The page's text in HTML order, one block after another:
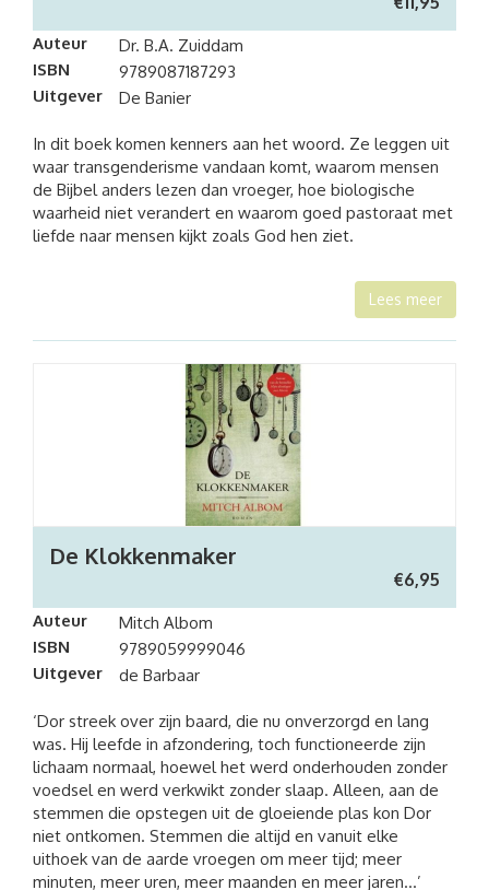
Auteur
Dr. B.A. Zuiddam
ISBN
9789087187293
Uitgever
De Banier
In dit boek komen kenners aan het woord. Ze leggen uit
waar transgenderisme vandaan komt, waarom mensen
de Bijbel anders lezen dan vroeger, hoe biologische
waarheid niet verandert en waarom goed pastoraat met
liefde naar mensen kijkt zoals God hen ziet.
Lees meer
De Klokkenmaker
€6,95
Auteur
Mitch Albom
ISBN
9789059999046
Uitgever
de Barbaar
‘Dor streek over zijn baard, die nu onverzorgd en lang
was. Hij leefde in afzondering, toch functioneerde zijn
lichaam normaal, hoewel het werd onderhouden zonder
voedsel en werd verkwikt zonder slaap. Alleen, aan de
stemmen die opstegen uit de gloeiende plas kon Dor
niet ontkomen. Stemmen die altijd en vanuit elke
uithoek van de aarde vroegen om meer tijd; meer
minuten, meer uren, meer maanden en meer jaren…’